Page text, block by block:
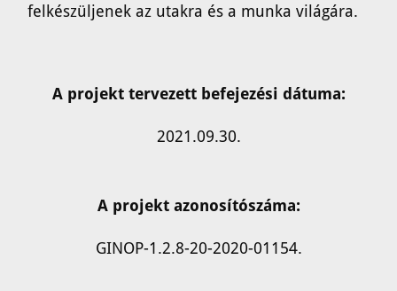
felkészüljenek az utakra és a munka világára.
A projekt tervezett befejezési dátuma:
2021.09.30.
A projekt azonosítószáma:
GINOP-1.2.8-20-2020-01154.